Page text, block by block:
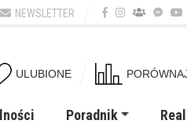
NEWSLETTER
ULUBIONE
Poradnik